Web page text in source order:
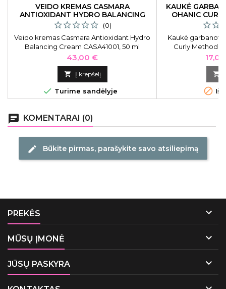
VEIDO KREMAS CASMARA
ANTIOXIDANT HYDRO BALANCING
CREAM 50 ML(0)
Veido kremas Casmara Antioxidant Hydro
Balancing Cream CASA41001, 50 ml
Kaina
43,00 €
 Į krepšelį
 Turime sandėlyje
KAUKĖ
OHANIC
Kaukė
Curly Method
Kaina


chat KOMENTARAI (0)
edit Būkite pirmas, parašykite savo atsiliepimą
PREKĖS 
MŪSŲ ĮMONĖ 
JŪSŲ PASKYRA 